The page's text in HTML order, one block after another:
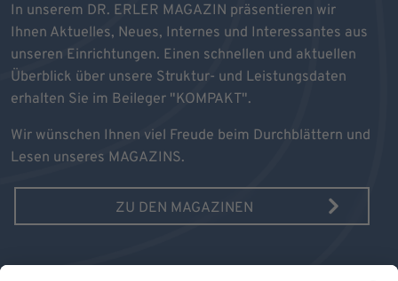
In unserem DR. ERLER MAGAZIN präsentieren wir
Ihnen Aktuelles, Neues, Internes und Interessantes aus
unseren Einrichtungen. Einen schnellen und aktuellen
Überblick über unsere Struktur- und Leistungsdaten
erhalten Sie im Beileger "KOMPAKT".
Wir wünschen Ihnen viel Freude beim Durchblättern und
Lesen unseres MAGAZINS.
ZU DEN MAGAZINEN